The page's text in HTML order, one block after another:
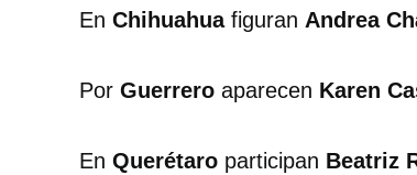
En Chihuahuafiguran Andrea
Por Guerrero aparecen Karen
En Querétaro participan Beatriz